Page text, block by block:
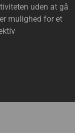
uden at gå
mulighed for et